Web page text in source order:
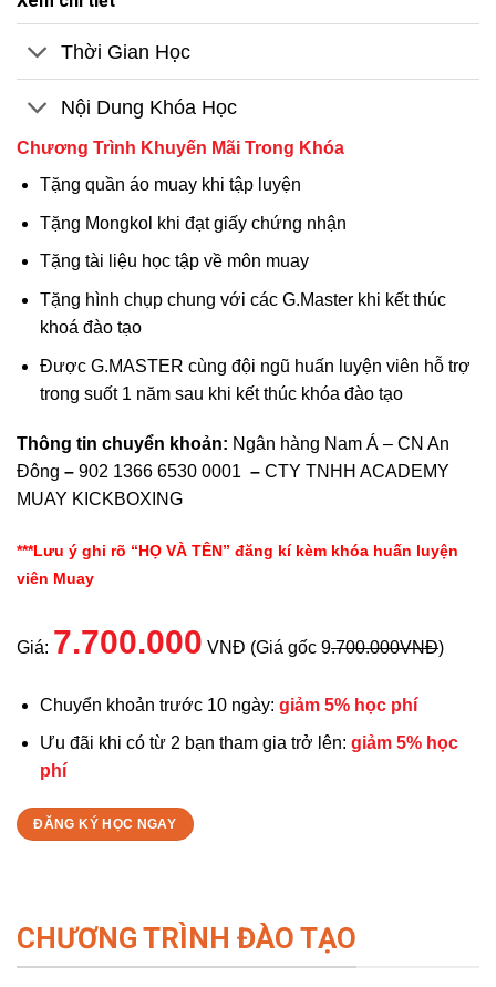
Thời Gian Học
Nội Dung Khóa Học
Chương Trình Khuyến Mãi Trong Khóa
Tặng quần áo muay khi tập luyện
Tặng Mongkol khi đạt giấy chứng nhận
Tặng tài liệu học tập về môn muay
Tặng hình chụp chung với các G.Master khi kết thúc
khoá đào tạo
Được G.MASTER cùng đội ngũ huấn luyện viên hỗ trợ
trong suốt 1 năm sau khi kết thúc khóa đào tạo
Thông tin chuyển khoản: Ngân hàng Nam Á – CN An
Đông – 902 1366 6530 0001 – CTY TNHH ACADEMY
MUAY KICKBOXING
***Lưu ý ghi rõ “HỌ VÀ TÊN” đăng kí kèm khóa huấn luyện
viên Muay
Giá: 7.700.000 VNĐ (Giá gốc 9.700.000VNĐ)
Chuyển khoản trước 10 ngày: giảm 5% học phí
Ưu đãi khi có từ 2 bạn tham gia trở lên: giảm 5% học
phí
ĐĂNG KÝ HỌC NGAY
CHƯƠNG TRÌNH ĐÀO TẠO